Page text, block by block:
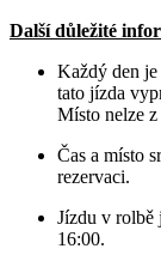
Další důležité
Každý den
tato jízda
Místo nelze
Čas a místo
rezervaci.
Jízdu v rolbě
16:00.